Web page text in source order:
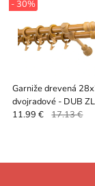
Garniže drevená
dvojradové - DUB
- 30%
11.99 € 17.13 €